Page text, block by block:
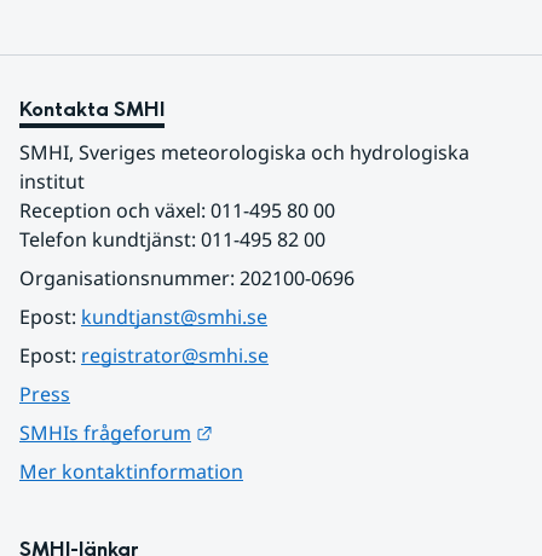
Kontakta SMHI
SMHI, Sveriges meteorologiska och hydrologiska
institut
Reception och växel: 011-495 80 00
Telefon kundtjänst: 011-495 82 00
Organisationsnummer: 202100-0696
Epost: kundtjanst@smhi.se
Epost: registrator@smhi.se
Press
SMHIs frågeforum
Mer kontaktinformation
SMHI-länkar